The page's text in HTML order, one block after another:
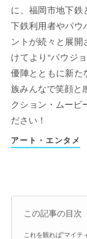
に、福岡市地下鉄
下鉄利用者やパウ
ントが続々と展開
けてより“パウジ
優陣とともに新た
族みんなで笑顔と
クション・ムービ
ださい！
アート・エンタメ
この記事の目次
これを観れば“マイテ